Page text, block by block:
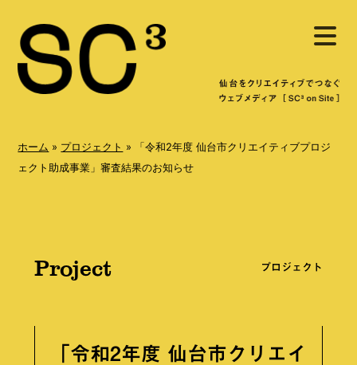
メ
ニ
を
開
く
ホーム » プロジェクト »
「令和2年度 仙台市クリエイティブプロジ
ェクト助成事業」審査結果のお知らせ
Project プロジェクト
「令和2年度 仙台市クリエイ